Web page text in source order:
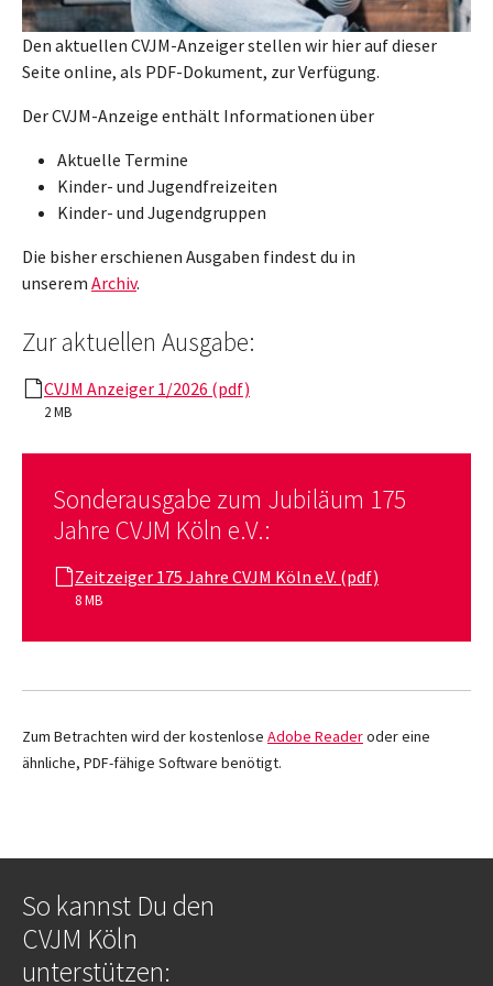
Den aktuellen CVJM-Anzeiger stellen wir hier auf dieser
Seite online, als PDF-Dokument, zur Verfügung.
Der CVJM-Anzeige enthält Informationen über
Aktuelle Termine
Kinder- und Jugendfreizeiten
Kinder- und Jugendgruppen
Die bisher erschienen Ausgaben findest du in
unserem Archiv.
Zur aktuellen Ausgabe:
CVJM Anzeiger 1/2026 (pdf)
2 MB
Sonderausgabe zum Jubiläum 175
Jahre CVJM Köln e.V.:
Zeitzeiger 175 Jahre CVJM Köln e.V. (pdf)
8 MB
Zum Betrachten wird der kostenlose Adobe Readeroder eine
ähnliche, PDF-fähige Software benötigt.
So kannst Du den
CVJM Köln
unterstützen: